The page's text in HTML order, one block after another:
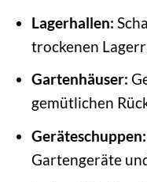
Lagerhallen:
trockenen
Gartenhäuser:
gemütlichen
Geräteschuppen:
Gartengeräte